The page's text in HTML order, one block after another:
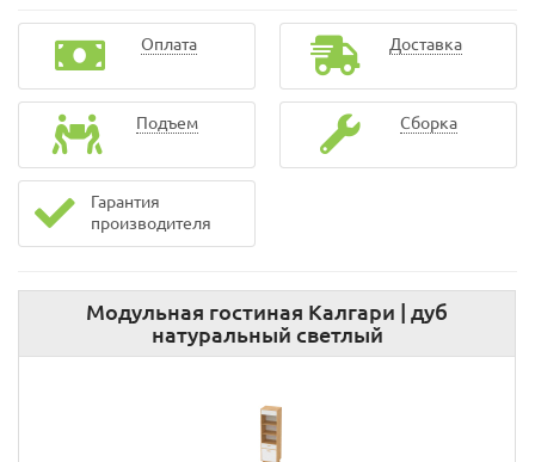
Оплата Доставка
Подъем Сборка
Гарантия
производителя
Модульная гостиная Калгари | дуб
натуральный светлый